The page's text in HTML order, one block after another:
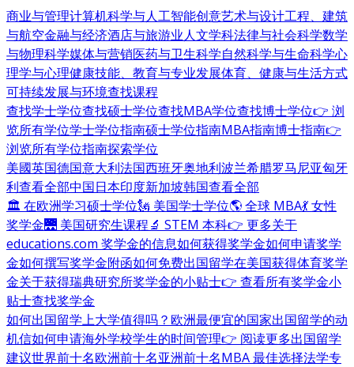
商业与管理计算机科学与人工智能创意艺术与设计工程、建筑
与航空金融与经济酒店与旅游业人文学科法律与社会科学数学
与物理科学媒体与营销医药与卫生科学自然科学与生命科学心
理学与心理健康技能、教育与专业发展体育、健康与生活方式
可持续发展与环境查找课程
查找学士学位查找硕士学位查找MBA学位查找博士学位👉 浏
览所有学位学士学位指南硕士学位指南MBA指南博士指南👉
浏览所有学位指南探索学位
美國英国德国意大利法国西班牙奥地利波兰希腊罗马尼亚匈牙
利查看全部中国日本印度新加坡韩国查看全部
🏛 在欧洲学习硕士学位🗽 美国学士学位🌎 全球 MBA💃 女性
奖学金🌉 美国研究生课程🔬 STEM 本科👉 更多关于
educations.com 奖学金的信息如何获得奖学金如何申请奖学
金如何撰写奖学金附函如何免费出国留学在美国获得体育奖学
金关于获得瑞典研究所奖学金的小贴士👉 查看所有奖学金小
贴士查找奖学金
如何出国留学上大学值得吗？ 欧洲最便宜的国家出国留学的动
机信如何申请海外学校学生的时间管理👉 阅读更多出国留学
建议世界前十名欧洲前十名亚洲前十名MBA 最佳选择法学专